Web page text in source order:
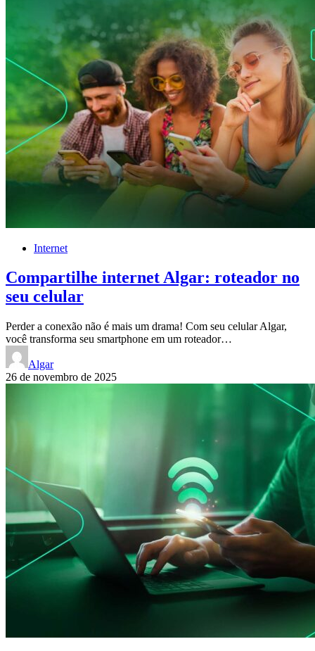
Internet
Compartilhe internet Algar: roteador no
seu celular
Perder a conexão não é mais um drama! Com seu celular Algar,
você transforma seu smartphone em um roteador…
Algar
26 de novembro de 2025